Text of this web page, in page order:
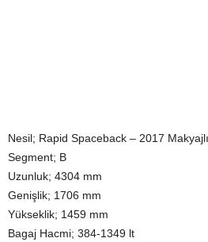
Nesil; Rapid Spaceback – 2017 Makyajlı
Segment; B
Uzunluk; 4304 mm
Genişlik; 1706 mm
Yükseklik; 1459 mm
Bagaj Hacmi; 384-1349 lt